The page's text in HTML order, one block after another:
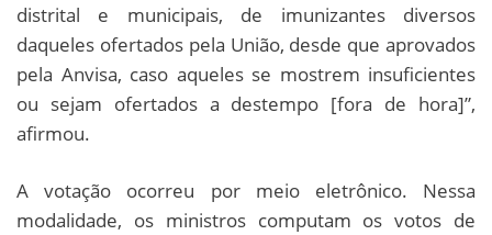
distrital e municipais, de imunizantes diversos
daqueles ofertados pela União, desde que aprovados
pela Anvisa, caso aqueles se mostrem insuficientes
ou sejam ofertados a destempo [fora de hora]”,
afirmou.
A votação ocorreu por meio eletrônico. Nessa
modalidade, os ministros computam os votos de